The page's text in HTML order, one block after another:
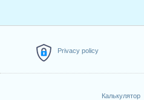
Privacy policy
Калькулятор